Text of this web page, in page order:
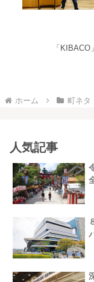
「
ホーム 町ネタ
人気記事